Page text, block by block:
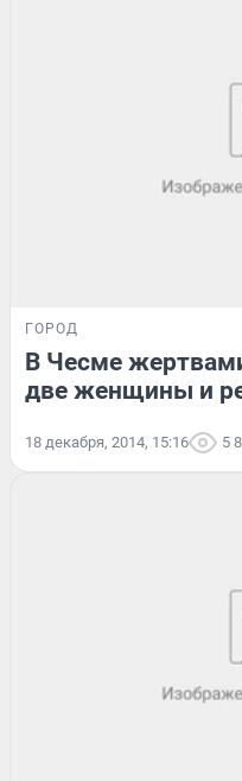
ГОРОД
В Чесме
две женщины и
18 декабря, 2014, 15:16 5